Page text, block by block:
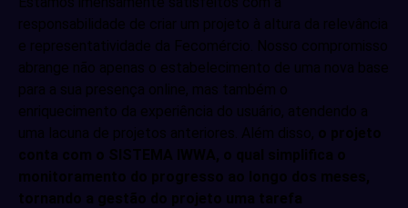
responsabilidade de criar um projeto à altura da relevância
e representatividade da Fecomércio. Nosso compromisso
abrange não apenas o estabelecimento de uma nova base
para a sua presença online, mas também o
enriquecimento da experiência do usuário, atendendo a
uma lacuna de projetos anteriores. Além disso, o projeto
conta com o SISTEMA IWWA, o qual simplifica o
monitoramento do progresso ao longo dos meses,
tornando a gestão do projeto uma tarefa